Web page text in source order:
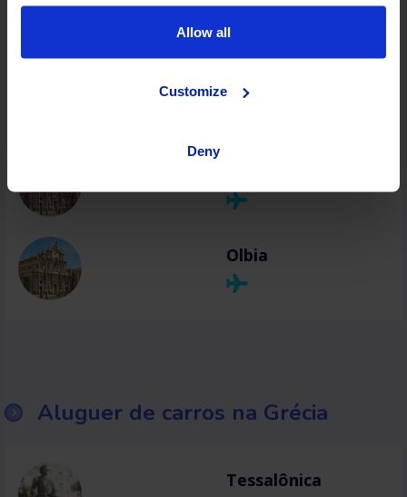
Allow all
Customize
Deny
Milão
Pisa
Olbia
Aluguer de carros na Grécia
Tessalônica